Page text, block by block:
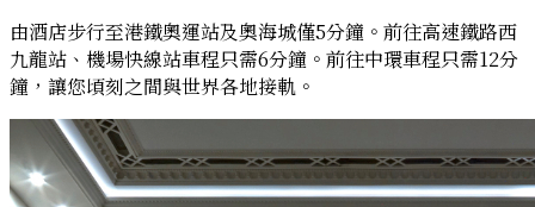
由酒店步行至港鐵奧運站及奧海城僅5分鐘。前往高速鐵路西
九龍站、機場快線站車程只需6分鐘。前往中環車程只需12分
鐘，讓您頃刻之間與世界各地接軌。